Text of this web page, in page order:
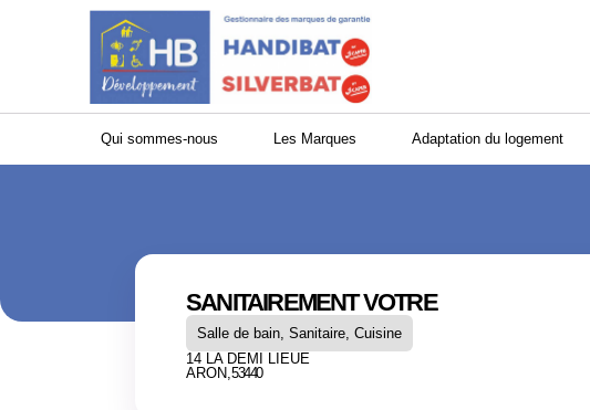
Panneau de gestion des cookies
Qui sommes-nous Les Marques Adaptation du logement
SANITAIREMENT VOTRE
Salle de bain, Sanitaire, Cuisine
14 LA DEMI LIEUE
ARON, 53440